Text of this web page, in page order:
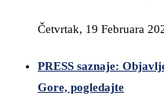
Četvrtak, 19 Februara
PRESS saznaje:
Gore, pogledajte